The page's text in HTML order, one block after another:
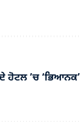
’ਚ ‘ਭਿਆਨਕ’